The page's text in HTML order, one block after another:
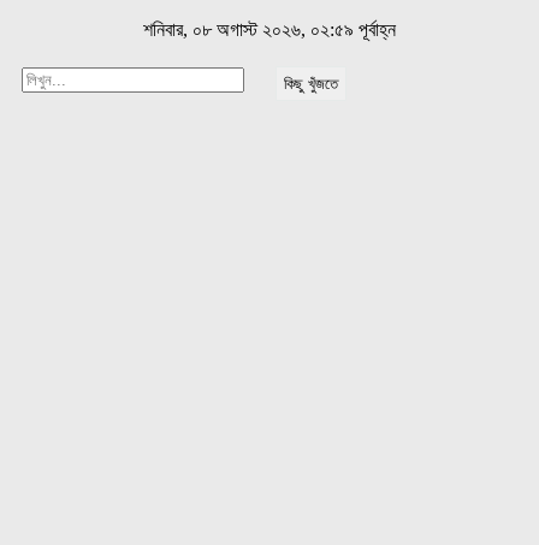
শনিবার, ০৮ অগাস্ট ২০২৬, ০২:৫৯ পূর্বাহ্ন
কিছু খুঁজতে